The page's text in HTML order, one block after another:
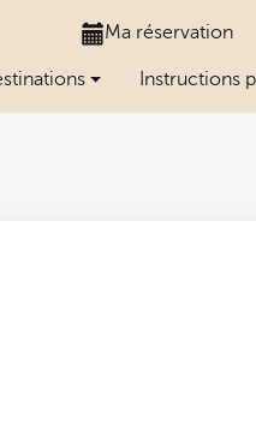
Ma réservation
Instructions